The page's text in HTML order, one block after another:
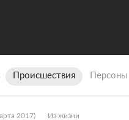
Происшествия Персоны
2017) Из жизни